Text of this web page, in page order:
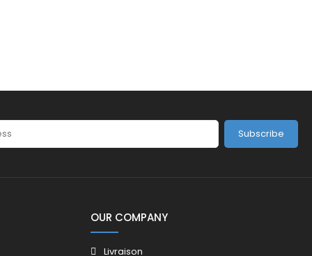
Subscribe
OUR COMPANY
Livraison